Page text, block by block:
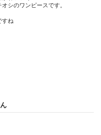
シのワンピースです。
すね